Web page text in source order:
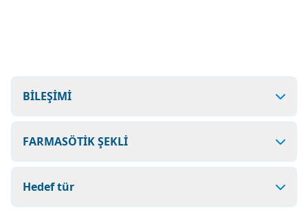
BİLEŞİMİ
FARMASÖTİK ŞEKLİ
Hedef tür